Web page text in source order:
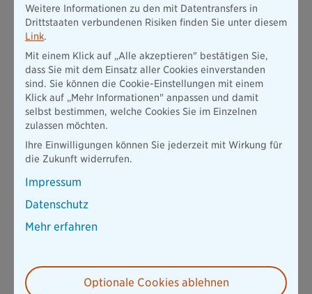
Regelmäßiges IT-„Ramadama“
Selbstständiger Exklusivvertrieb
Auch der CO₂-Fußabdruck des selbstständigen
Die Kapitalanlage ist ein wesentliches Handlungsfeld unserer
Nachhaltigkeitsstrategie. Als langfristig orientierter
institutioneller Investor berücksichtigen wir
dem 1,5-Grad-Ziel bis 2045 zu dekarbonisieren. Unser
konkretes Zwischenziel: die CO₂-Emissionen bis 2035 um 50 %
Weitere Informationen zu den mit Datentransfers in
Drittstaaten verbundenen Risiken finden Sie unter diesem
Link.
Mit einem Klick auf „Alle akzeptieren" bestätigen Sie,
dass Sie mit dem Einsatz aller Cookies einverstanden
sind. Sie können die Cookie-Einstellungen mit einem
Klick auf „Mehr Informationen" anpassen und damit
selbst bestimmen, welche Cookies Sie im Einzelnen
zulassen möchten.
Ihre Einwilligungen können Sie jederzeit mit Wirkung für
die Zukunft widerrufen.
Impressum
Datenschutz
Mehr erfahren
Optionale Cookies ablehnen